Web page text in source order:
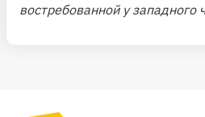
востребованной у западного